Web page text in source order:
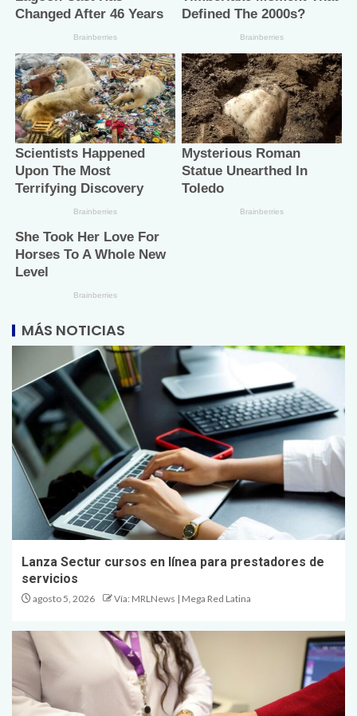
MÁS NOTICIAS
Lanza Sectur cursos en línea para prestadores de
servicios
agosto 5, 2026 Vía: MRLNews | Mega Red Latina